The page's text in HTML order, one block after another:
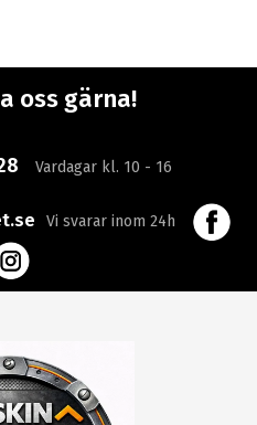
oss gärna!
Vardagar kl. 10 - 16
Vi svarar inom 24h